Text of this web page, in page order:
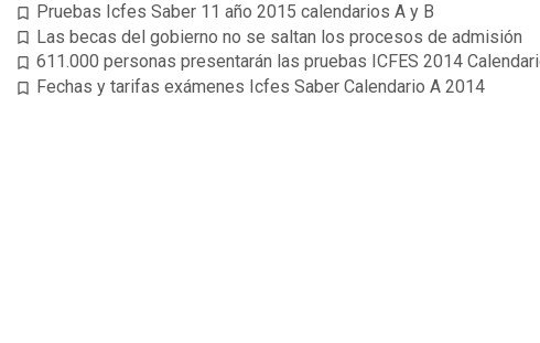
bookmark_border Pruebas Icfes Saber 11 año 2015 calendarios A y B
bookmark_border Las becas del gobierno no se saltan los procesos de admisión
bookmark_border 611.000 personas presentarán las pruebas ICFES 2014
bookmark_border Fechas y tarifas exámenes Icfes Saber Calendario A 2014